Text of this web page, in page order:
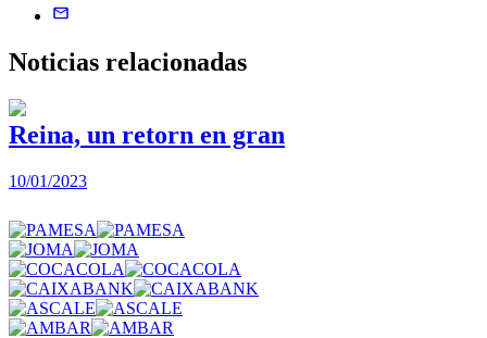
Noticias relacionadas
Reina, un retorn en gran
10/01/2023